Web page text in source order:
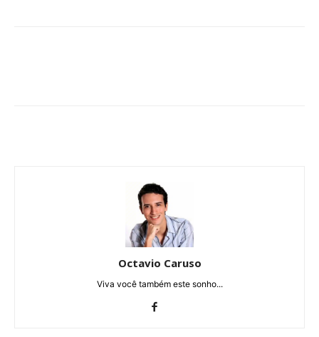
Octavio Caruso
Viva você também este sonho...